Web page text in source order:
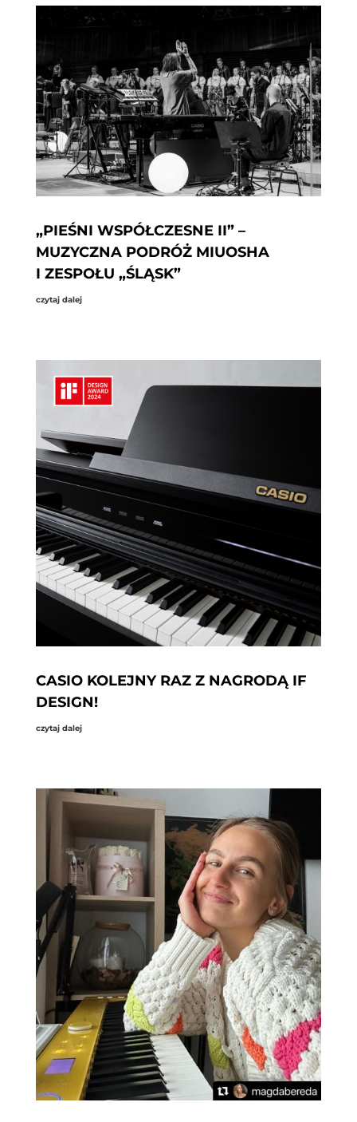
„PIEŚNI WSPÓŁCZESNE II” –
MUZYCZNA PODRÓŻ MIUOSHA
I ZESPOŁU „ŚLĄSK”
czytaj dalej
CASIO KOLEJNY RAZ Z NAGRODĄ IF
DESIGN!
czytaj dalej